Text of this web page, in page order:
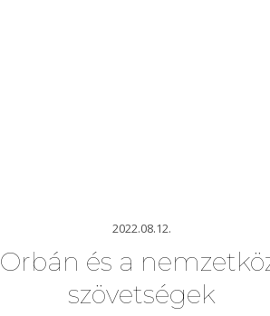
2022.08.12.
Orbán és a
szövetségek